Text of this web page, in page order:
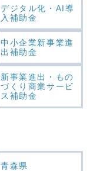
デジタル化・AI導
入補助金
中小企業新事業進
出補助金
新事業進出・もの
づくり商業サービ
ス補助金
青森県